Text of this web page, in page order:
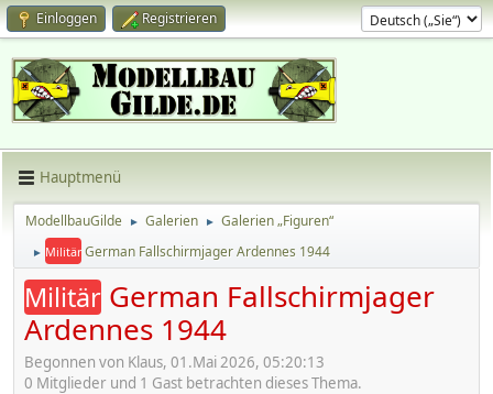
Einloggen Registrieren
Hauptmenü
ModellbauGilde ► Galerien ► Galerien „Figuren“
► Militär German Fallschirmjager Ardennes 1944
Militär German Fallschirmjager
Ardennes 1944
Begonnen von Klaus, 01.Mai 2026, 05:20:13
0 Mitglieder und 1 Gast betrachten dieses Thema.